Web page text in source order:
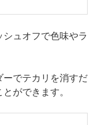
ュオフで色味やラ
でテカリを消すだ
ができます。